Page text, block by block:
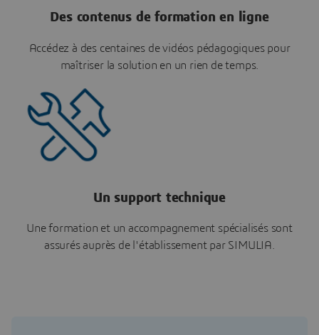
Des contenus de formation en ligne
Accédez à des centaines de vidéos pédagogiques pour
maîtriser la solution en un rien de temps.
Un support technique
Une formation et un accompagnement spécialisés sont
assurés auprès de l'établissement par SIMULIA.